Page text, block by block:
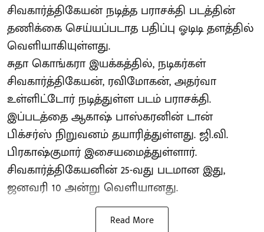
சிவகார்த்திகேயன் நடித்த பராசக்தி படத்தின்
தணிக்கை செய்யப்படாத பதிப்பு ஓடிடி தளத்தில்
வெளியாகியுள்ளது.
சுதா கொங்கரா இயக்கத்தில், நடிகர்கள்
சிவகார்த்திகேயன், ரவிமோகன், அதர்வா
உள்ளிட்டோர் நடித்துள்ள படம் பராசக்தி.
இப்படத்தை ஆகாஷ் பாஸ்கரனின் டான்
பிக்சர்ஸ் நிறுவனம் தயாரித்துள்ளது. ஜி.வி.
பிரகாஷ்குமார் இசையமைத்துள்ளார்.
சிவகார்த்திகேயனின் 25-வது படமான இது,
ஜனவரி 10 அன்று வெளியானது.
Read More